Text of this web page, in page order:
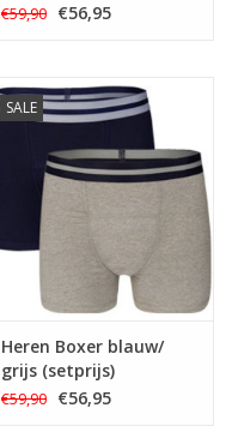
€59,90 €56,95
SALE
Heren Boxer blauw/
grijs (setprijs)
€59,90 €56,95